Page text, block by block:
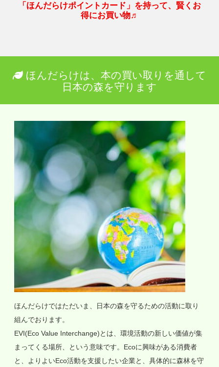
「ほんだらけポイントカード」を持って、賢くお
得にお買い物♬
ほんだらけは、本の買い取りを通して
日本の森を守ります
ほんだらけではただいま、日本の森を守るための活動に取り
組んでおります。
EVI(Eco Value Interchange)とは、環境活動の新しい価値が集
まってくる場所、という意味です。Ecoに興味がある消費者
と、よりよいEco活動を支援したい企業と、具体的に森林を守